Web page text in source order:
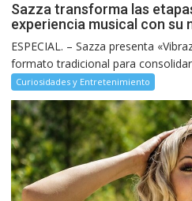
Sazza transforma las
experiencia musical con su
ESPECIAL. – Sazza presenta
formato tradicional para
Curiosidades y Entretenimiento